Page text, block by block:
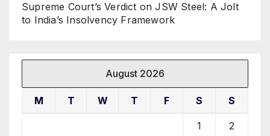
Supreme Court’s Verdict on JSW Steel: A Jolt
to India’s Insolvency Framework
August 2026
M T W T F S S
1 2